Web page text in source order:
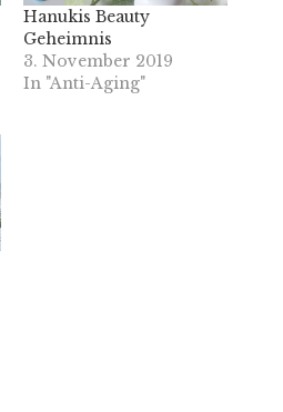
Hanukis Beauty
Geheimnis
3. November 2019
In "Anti-Aging"